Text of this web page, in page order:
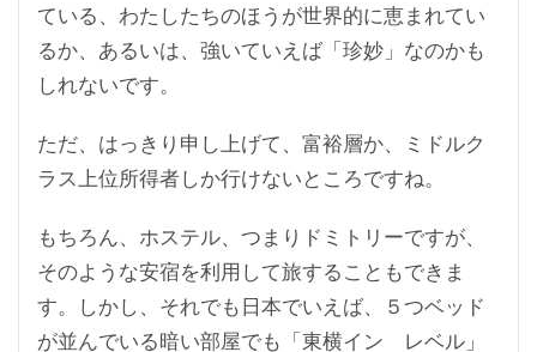
ている、わたしたちのほうが世界的に恵まれてい
るか、あるいは、強いていえば「珍妙」なのかも
しれないです。
ただ、はっきり申し上げて、富裕層か、ミドルク
ラス上位所得者しか行けないところですね。
もちろん、ホステル、つまりドミトリーですが、
そのような安宿を利用して旅することもできま
す。しかし、それでも日本でいえば、５つベッド
が並んでいる暗い部屋でも「東横イン レベル」